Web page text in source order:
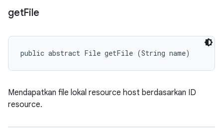
getFile
public abstract File getFile (String name)
Mendapatkan file lokal resource host berdasarkan ID
resource.